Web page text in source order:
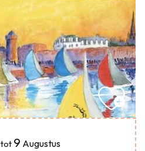
tot 9 Augustus